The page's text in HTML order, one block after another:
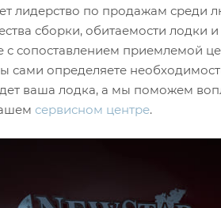
лидерство по продажам среди
сборки, обитаемости лодки
с сопоставлением приемлемой
сами определяете
ваша лодка, а мы поможем
сервисном центре.